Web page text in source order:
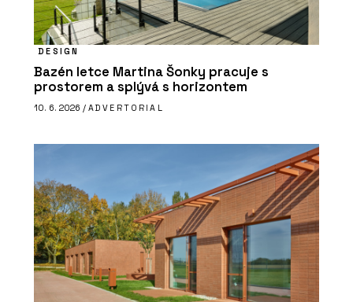
DESIGN
Bazén letce Martina Šonky pracuje s
prostorem a splývá s horizontem
10. 6. 2026 / ADVERTORIAL